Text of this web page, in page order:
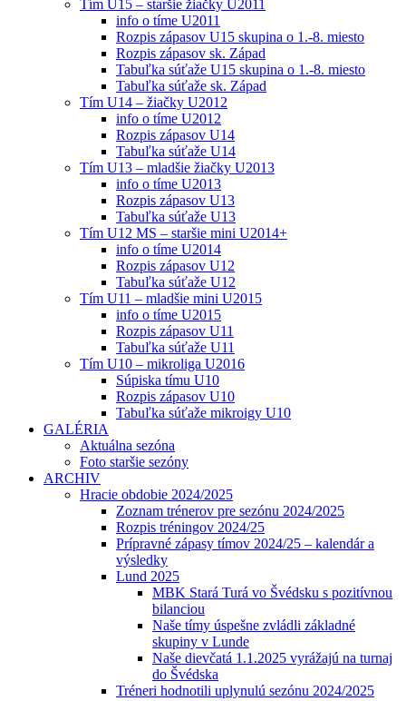
Tím U15 – staršie žiačky U2011
info o tíme U2011
Rozpis zápasov U15 skupina o 1.-8. miesto
Rozpis zápasov sk. Západ
Tabuľka súťaže U15 skupina o 1.-8. miesto
Tabuľka súťaže sk. Západ
Tím U14 – žiačky U2012
info o tíme U2012
Rozpis zápasov U14
Tabuľka súťaže U14
Tím U13 – mladšie žiačky U2013
info o tíme U2013
Rozpis zápasov U13
Tabuľka súťaže U13
Tím U12 MS – staršie mini U2014+
info o tíme U2014
Rozpis zápasov U12
Tabuľka súťaže U12
Tím U11 – mladšie mini U2015
info o tíme U2015
Rozpis zápasov U11
Tabuľka súťaže U11
Tím U10 – mikroliga U2016
Súpiska tímu U10
Rozpis zápasov U10
Tabuľka súťaže mikroigy U10
GALÉRIA
Aktuálna sezóna
Foto staršie sezóny
ARCHIV
Hracie obdobie 2024/2025
Zoznam trénerov pre sezónu 2024/2025
Rozpis tréningov 2024/25
Prípravné zápasy tímov 2024/25 – kalendár a
výsledky
Lund 2025
MBK Stará Turá vo Švédsku s pozitívnou
bilanciou
Naše tímy úspešne zvládli základné
skupiny v Lunde
Naše dievčatá 1.1.2025 vyrážajú na turnaj
do Švédska
Tréneri hodnotili uplynulú sezónu 2024/2025